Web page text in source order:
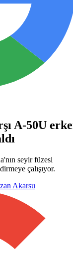
A-50U
seyir füzesi
çalışıyor.
Akarsu